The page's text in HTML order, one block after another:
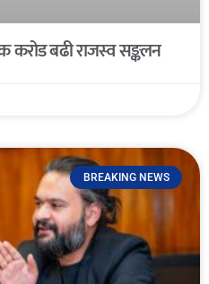
करोड बढी राजस्व सङ्कलन
BREAKING NEWS